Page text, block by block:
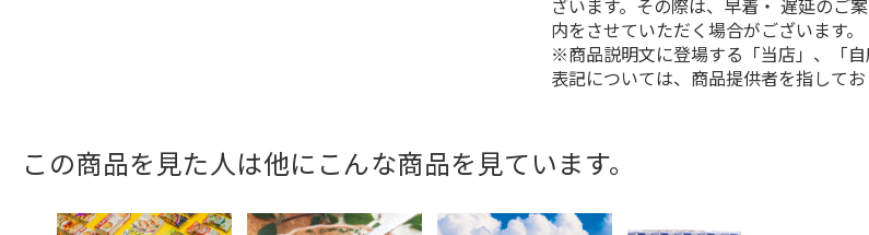
ざいます。その際は、早着・ 遅延のご
内をさせていただく場合がございます。
※商品説明文に登場する「当店」、「
表記については、商品提供者を指してお
この商品を見た人は他にこんな商品を見ています。